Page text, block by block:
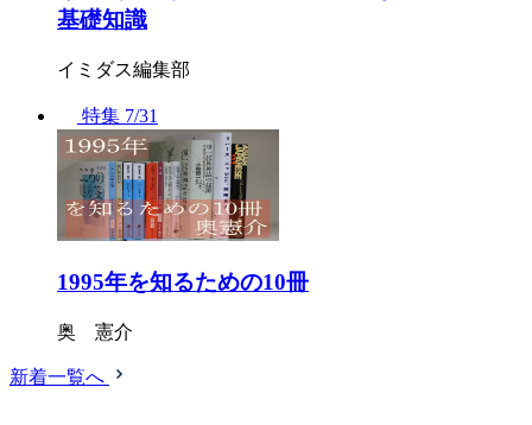
基礎知識
イミダス編集部
特集 7/31
1995年を知るための10冊
奥 憲介
新着一覧へ